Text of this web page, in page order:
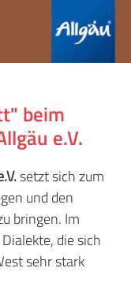
beim
e.V.
setzt sich zum
und den
bringen. Im
die sich
sehr stark